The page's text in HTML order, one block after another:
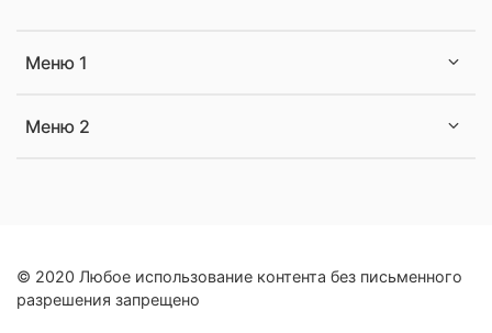
Меню 1
Меню 2
© 2020 Любое использование контента без письменного
разрешения запрещено